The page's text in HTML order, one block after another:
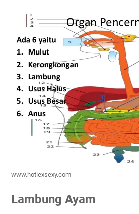
www.hotiexsexy.com
Lambung Ayam